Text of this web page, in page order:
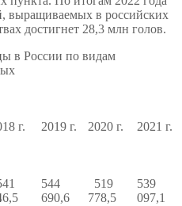
выращиваемых в российских
достигнет 28,3 млн голов.
в России по видам
г. 2019 г. 2020 г. 2021 г.
544
690,6
519
778,5
539
097,1